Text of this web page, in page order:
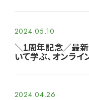
2024.05.10
＼1周年記念／最
いて学ぶ、オンライ
2024.04.26